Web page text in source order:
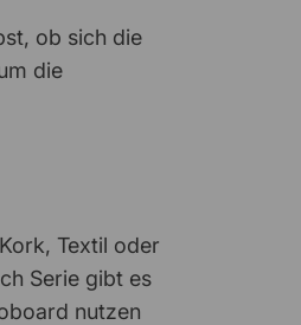
ob sich die
die
Textil oder
Serie gibt es
nutzen